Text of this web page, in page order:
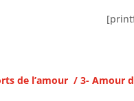
de l’amour / 3-